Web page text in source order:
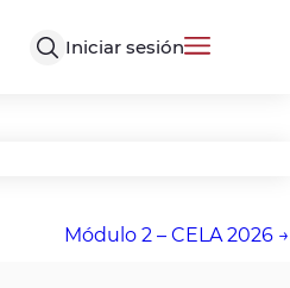
Iniciar sesión
Módulo 2 – CELA 2026